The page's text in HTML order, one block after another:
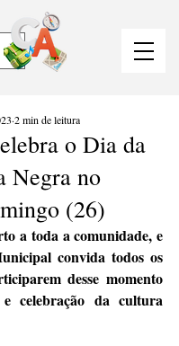
o Dia da
Negra no
(26)
2 min de leitura
a toda a comunidade, e
convida todos os
desse momento
celebração da cultura